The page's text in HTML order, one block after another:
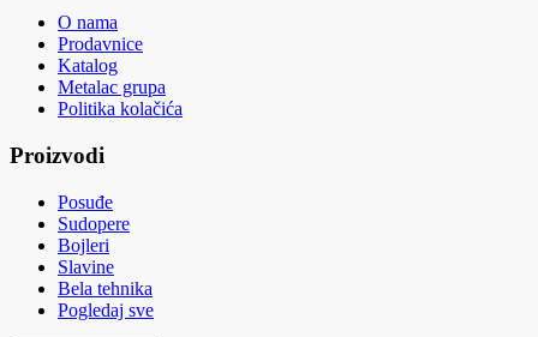
O nama
Prodavnice
Katalog
Metalac grupa
Politika kolačića
Proizvodi
Posuđe
Sudopere
Bojleri
Slavine
Bela tehnika
Pogledaj sve